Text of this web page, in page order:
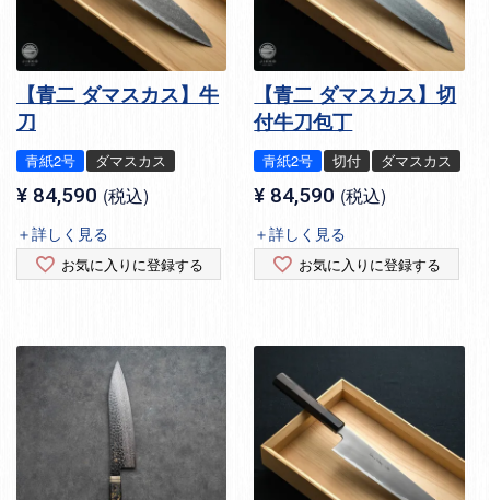
【青二 ダマスカス】牛
刀
青紙2号 ダマスカス
¥ 84,590 税込
＋詳しく見る
お気に入りに登録する
【青二 ダマスカス】切
付牛刀包丁
青紙2号 切付 ダマスカス
¥ 84,590 税込
＋詳しく見る
お気に入りに登録する